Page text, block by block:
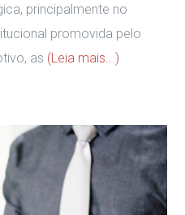
principalmente no
promovida pelo
as (Leia mais...)